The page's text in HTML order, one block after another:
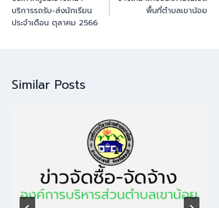
บริการรถรับ-ส่งนักเรียน
ประจำเดือน ตุลาคม 2566
พื้นที่ตำบลเขาน้อย
Similar Posts